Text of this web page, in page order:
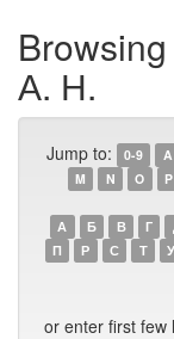
А. Н.
Jump to: 0-9 A
M
N O P
А Б В Г
П
Р С Т У
or enter first few